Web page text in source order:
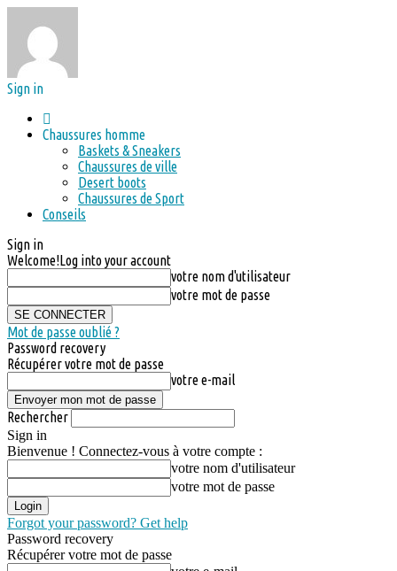
Sign in
Chaussures homme
Baskets & Sneakers
Chaussures de ville
Desert boots
Chaussures de Sport
Conseils
Sign in
Welcome!Log into your account
votre nom d'utilisateur
votre mot de passe
Mot de passe oublié ?
Password recovery
Récupérer votre mot de passe
votre e-mail
Rechercher
Sign in
Bienvenue ! Connectez-vous à votre compte :
votre nom d'utilisateur
votre mot de passe
Forgot your password? Get help
Password recovery
Récupérer votre mot de passe